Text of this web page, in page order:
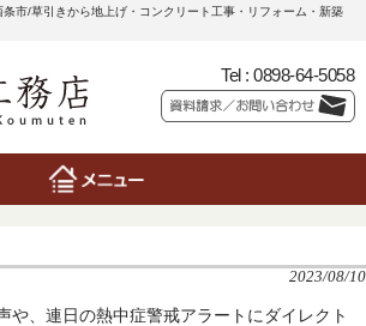
市/草引きから地上げ・コンクリート工事・リフォーム・新築
Tel : 0898-64-5058
2023/08/10
や、連日の熱中症警戒アラートにダイレクト